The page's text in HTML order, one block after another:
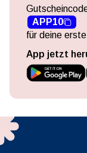
APP10
für deine
App jetzt